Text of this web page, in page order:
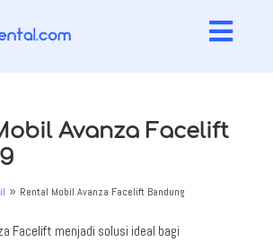

Avanza Facelift
9 Rental Mobil Avanza Facelift Bandung
Facelift menjadi solusi ideal bagi